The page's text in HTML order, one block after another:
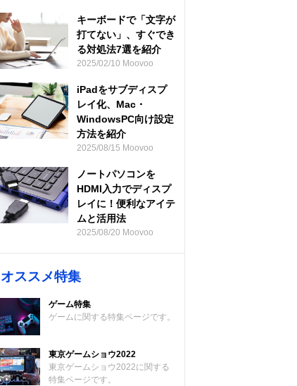
キーボードで「文字が
打てない」、すぐでき
る対処法7選を紹介
2025/02/10 Moovoo
iPadをサブディスプ
レイ化、Mac・
WindowsPC向け設定
方法を紹介
2025/08/15 Moovoo
ノートパソコンを
HDMI入力でディスプ
レイに！便利なアイテ
ムと活用法
2025/08/20 Moovoo
オススメ特集
ゲーム特集
ゲームに関する特集ページです。
東京ゲームショウ2022
東京ゲームショウ2022に関する
特集ページです。